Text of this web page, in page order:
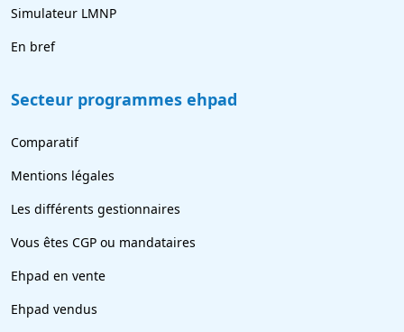
Simulateur LMNP
En bref
Secteur programmes ehpad
Comparatif
Mentions légales
Les différents gestionnaires
Vous êtes CGP ou mandataires
Ehpad en vente
Ehpad vendus